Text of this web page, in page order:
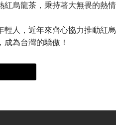
紅烏龍茶，秉持著大無畏的熱
輕人，近年來齊心協力推動紅
為台灣的驕傲！